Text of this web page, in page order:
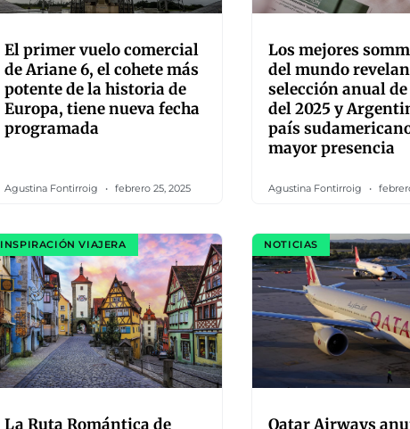
El primer vuelo comercial
de Ariane 6, el cohete más
potente de la historia de
Europa, tiene nueva fecha
programada
Agustina Fontirroig febrero 25, 2025
Los mejores
del mundo
selección anual
del 2025 y
país
mayor presencia
Agustina Fontirroig
INSPIRACIÓN VIAJERA
La Ruta Romántica de
NOTICIAS
Qatar Airways